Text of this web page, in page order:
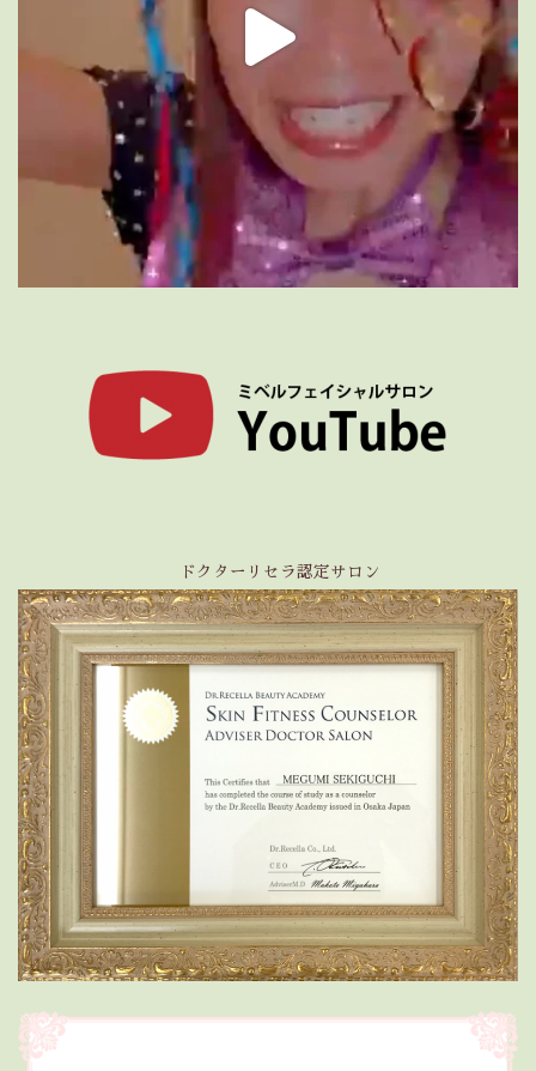
ドクターリセラ認定サロン